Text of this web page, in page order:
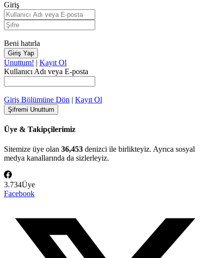
Giriş
Beni hatırla
Unuttum! | Kayıt Ol
Kullanıcı Adı veya E-posta
Giriş Bölümüne Dön | Kayıt Ol
Üye & Takipçilerimiz
Sitemize üye olan 36,453 denizci ile birlikteyiz. Ayrıca sosyal
medya kanallarında da sizlerleyiz.
3.734Üye
Facebook